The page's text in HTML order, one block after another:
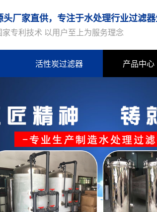
头厂家直供，专注于水处理行业过滤
家专利技术 以用户至上为服务理念
活性炭过滤器 产品中心